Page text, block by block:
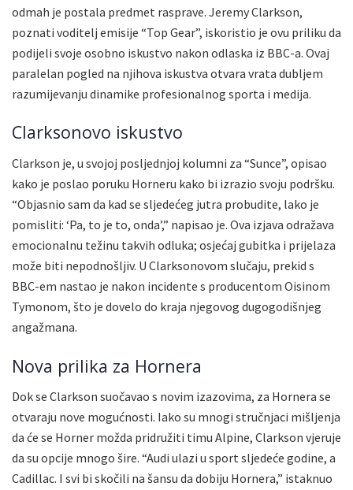
odmah je postala predmet rasprave. Jeremy Clarkson,
poznati voditelj emisije “Top Gear”, iskoristio je ovu priliku da
podijeli svoje osobno iskustvo nakon odlaska iz BBC-a. Ovaj
paralelan pogled na njihova iskustva otvara vrata dubljem
razumijevanju dinamike profesionalnog sporta i medija.
Clarksonovo iskustvo
Clarkson je, u svojoj posljednjoj kolumni za “Sunce”, opisao
kako je poslao poruku Horneru kako bi izrazio svoju podršku.
“Objasnio sam da kad se sljedećeg jutra probudite, lako je
pomisliti: ‘Pa, to je to, onda’,” napisao je. Ova izjava odražava
emocionalnu težinu takvih odluka; osjećaj gubitka i prijelaza
može biti nepodnošljiv. U Clarksonovom slučaju, prekid s
BBC-em nastao je nakon incidente s producentom Oisinom
Tymonom, što je dovelo do kraja njegovog dugogodišnjeg
angažmana.
Nova prilika za Hornera
Dok se Clarkson suočavao s novim izazovima, za Hornera se
otvaraju nove mogućnosti. Iako su mnogi stručnjaci mišljenja
da će se Horner možda pridružiti timu Alpine, Clarkson vjeruje
da su opcije mnogo šire. “Audi ulazi u sport sljedeće godine, a
Cadillac. I svi bi skočili na šansu da dobiju Hornera,” istaknuo